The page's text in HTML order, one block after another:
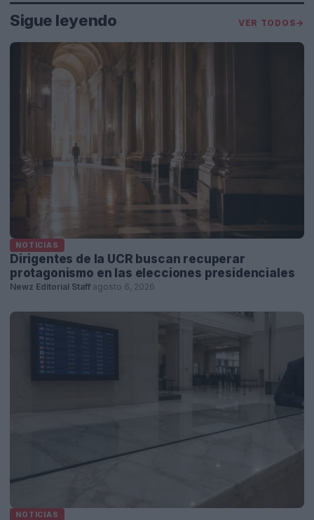
Sigue leyendo VER TODOS→
NOTICIAS
Dirigentes de la UCR buscan recuperar
protagonismo en las elecciones presidenciales
Newz Editorial Staff agosto 6, 2026
NOTICIAS